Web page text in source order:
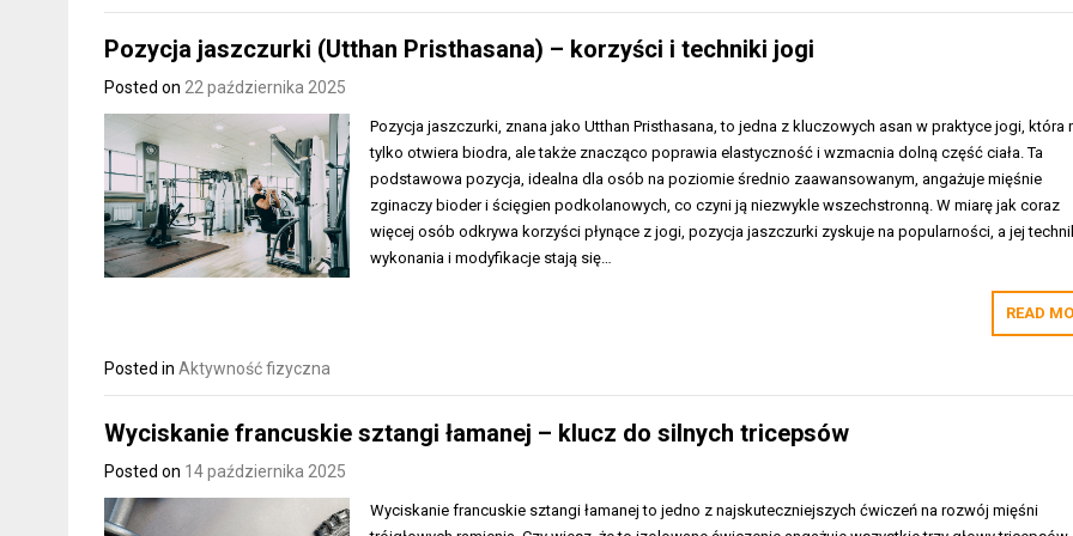
Pozycja jaszczurki (Utthan Pristhasana) – korzyści i techniki jogi
Posted on 22 października 2025
Pozycja jaszczurki, znana jako Utthan Pristhasana, to jedna z kluczowych asan w praktyce jogi, która
tylko otwiera biodra, ale także znacząco poprawia elastyczność i wzmacnia dolną część ciała. Ta
podstawowa pozycja, idealna dla osób na poziomie średnio zaawansowanym, angażuje mięśnie
zginaczy bioder i ścięgien podkolanowych, co czyni ją niezwykle wszechstronną. W miarę jak coraz
więcej osób odkrywa korzyści płynące z jogi, pozycja jaszczurki zyskuje na popularności, a jej
wykonania i modyfikacje stają się…
READ
Posted in Aktywność fizyczna
Wyciskanie francuskie sztangi łamanej – klucz do silnych tricepsów
Posted on 14 października 2025
Wyciskanie francuskie sztangi łamanej to jedno z najskuteczniejszych ćwiczeń na rozwój mięśni